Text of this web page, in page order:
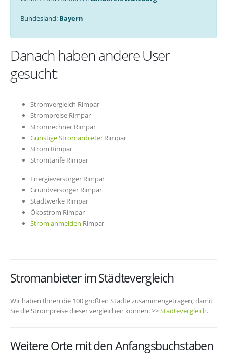
Bundesland: Bayern
Danach haben andere User
gesucht:
Stromvergleich Rimpar
Strompreise Rimpar
Stromrechner Rimpar
Günstige Stromanbieter Rimpar
Strom Rimpar
Stromtarife Rimpar
Energieversorger Rimpar
Grundversorger Rimpar
Stadtwerke Rimpar
Ökostrom Rimpar
Strom anmelden Rimpar
Stromanbieter im Städtevergleich
Wir haben Ihnen die 100 größten Städte zusammengetragen, damit
Sie die Strompreise dieser vergleichen können: >>Städtevergleich.
Weitere Orte mit den Anfangsbuchstaben